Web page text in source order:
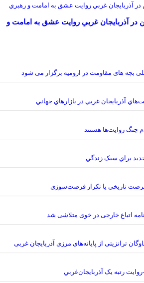
در آذربايجان غربي روايت عشق به امامت و
بچه های مقاومت در ارومیه برگزار می شود
آذربايجان غربي در بازارهاي جهاني
جنگ روايت‌ها هستند
براي سبک زندگي
تاريخي يا تکرار فرصت‌سوزي
اتباع خارجی در خوی متلاشی شد
رتبه يک آذربايجان‌غربي